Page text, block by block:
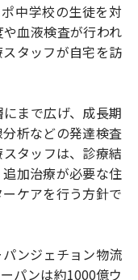
中学校の生徒を対
血液検査が行われ
タッフが自宅を訪
まで広げ、成長期
析などの発達検査
タッフは、診療結
加治療が必要な住
ケアを行う方針で
ンジェチョン物流
パンは約1000億ウ